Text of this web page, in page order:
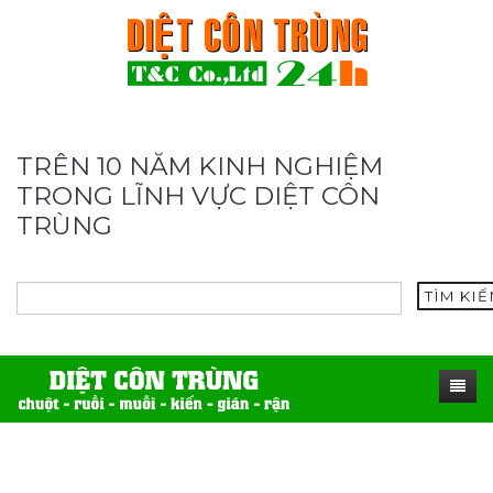
TRÊN 10 NĂM KINH NGHIỆM
TRONG LĨNH VỰC DIỆT CÔN
TRÙNG
TÌM